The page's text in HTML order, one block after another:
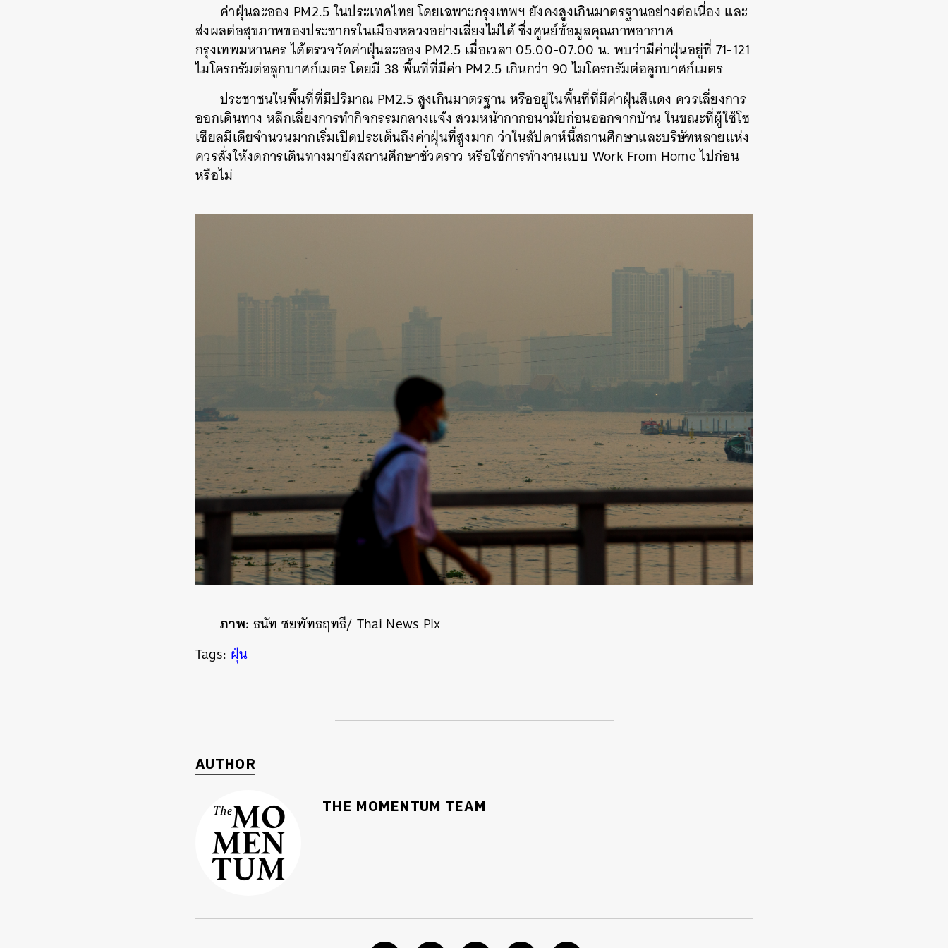
ค่าฝุ่นละออง PM2.5 ในประเทศไทย โดยเฉพาะกรุงเทพฯ ยังคงสูงเกินมาตรฐานอย่างต่อเนื่อง และ
ส่งผลต่อสุขภาพของประชากรในเมืองหลวงอย่างเลี่ยงไม่ได้ ซึ่งศูนย์ข้อมูลคุณภาพอากาศ
กรุงเทพมหานคร ได้ตรวจวัดค่าฝุ่นละออง PM2.5 เมื่อเวลา 05.00-07.00 น. พบว่ามีค่าฝุ่นอยู่ที่ 71-121
ไมโครกรัมต่อลูกบาศก์เมตร โดยมี 38 พื้นที่ที่มีค่า PM2.5 เกินกว่า 90 ไมโครกรัมต่อลูกบาศก์เมตร
ประชาชนในพื้นที่ที่มีปริมาณ PM2.5 สูงเกินมาตรฐาน หรืออยู่ในพื้นที่ที่มีค่าฝุ่นสีแดง ควรเลี่ยงการ
ออกเดินทาง หลีกเลี่ยงการทำกิจกรรมกลางแจ้ง สวมหน้ากากอนามัยก่อนออกจากบ้าน ในขณะที่ผู้ใช้โซ
เชียลมีเดียจำนวนมากเริ่มเปิดประเด็นถึงค่าฝุ่นที่สูงมาก ว่าในสัปดาห์นี้สถานศึกษาและบริษัทหลายแห่ง
ควรสั่งให้งดการเดินทางมายังสถานศึกษาชั่วคราว หรือใช้การทำงานแบบ Work From Home ไปก่อน
หรือไม่
ภาพ: ธนัท ชยพัทธฤทธี/ Thai News Pix
Tags: ฝุ่น
AUTHOR
THE MOMENTUM TEAM
SHARE TWEET LINE EMAIL